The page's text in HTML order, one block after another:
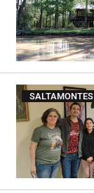
SALTAMONTES